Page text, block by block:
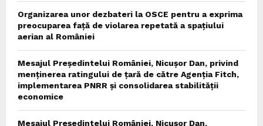
Organizarea unor dezbateri la OSCE pentru a exprima
preocuparea față de violarea repetată a spațiului
aerian al României
Mesajul Președintelui României, Nicușor Dan, privind
menținerea ratingului de țară de către Agenția Fitch,
implementarea PNRR și consolidarea stabilității
economice
Mesajul Președintelui României, Nicușor Dan,